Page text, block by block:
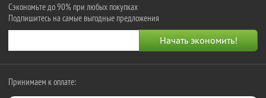
Сэкономьте до 90% при любых покупках
Подпишитесь на самые выгодные предложения
Принимаем к оплате: